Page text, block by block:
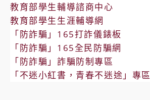
教育部學生輔導諮商中心
教育部學生生涯輔導網
「防詐騙」165打詐儀錶板
「防詐騙」165全民防騙網
「防詐騙」詐騙防制專區
「不迷小紅書，青春不迷途」專區